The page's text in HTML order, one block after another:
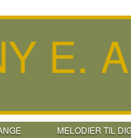
E.
MELODIER TIL